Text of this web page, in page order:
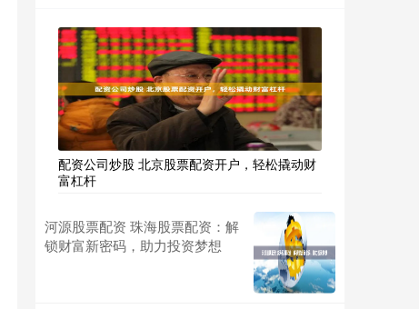
配资公司炒股 北京股票配资开户，轻松撬动财
富杠杆
河源股票配资 珠海股票配资：解
锁财富新密码，助力投资梦想